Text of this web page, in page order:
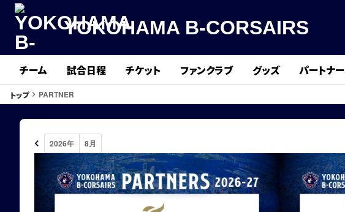
YOKOHAMA B-CORSAIRS
チーム 試合日程 チケット ファンクラブ グッズ パートナー
トップkeyboard_arrow_right PARTNER
keyboard_arrow_left